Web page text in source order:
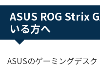
ASUS ROG Strix
いる方へ
ASUSのゲーミングデス